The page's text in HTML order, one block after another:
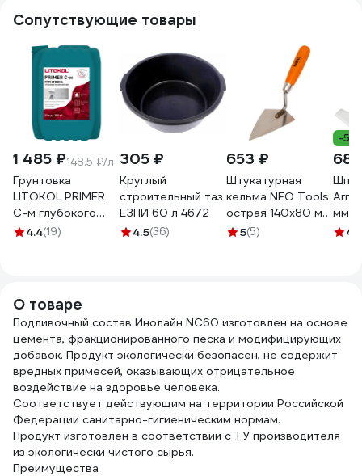
Сопутствующие товары
1 485 ₽148.5 ₽/л
Грунтовка
LITOKOL PRIMER
C-м глубокого
проникновения
4.4(19)
305 ₽
Круглый
строительный таз
ЕЗПИ 60 л 4672
4.5(36)
653 ₽
Штукатурная
кельма NEO Tools
острая 140х80 мм
деревянная ручка
5(5)
-5%
мм
4.8
О товаре
Подливочный состав Инолайн NC60 изготовлен на основе
цемента, фракционированного песка и модифицирующих
добавок. Продукт экологически безопасен, не содержит
вредных примесей, оказывающих отрицательное
воздействие на здоровье человека.
Соответствует действующим на территории Российской
Федерации санитарно-гигиеническим нормам.
Продукт изготовлен в соответствии с ТУ производителя
из экологически чистого сырья.
Преимущества